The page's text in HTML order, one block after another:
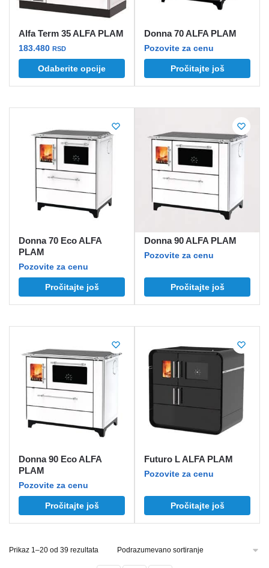
stranici
stranici
Alfa Term 35 ALFA PLAM
183.480 RSD
Odaberite opcije
više
Opcije
mogu
stranici
Donna 70 ALFA PLAM
Pozovite za cenu
Pročitajte još
Donna 70 Eco ALFA
PLAM
Pozovite za cenu
Pročitajte još
Donna 90 ALFA PLAM
Pozovite za cenu
Pročitajte još
Donna 90 Eco ALFA
PLAM
Pozovite za cenu
Pročitajte još
Futuro L ALFA PLAM
Pozovite za cenu
Pročitajte još
Prikaz 1–20 od 39 rezultata